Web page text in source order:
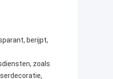
berijpt,
zoals